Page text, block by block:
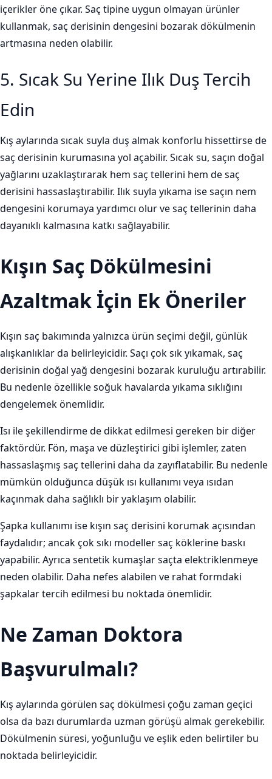
içerikler öne çıkar. Saç tipine uygun olmayan ürünler
kullanmak, saç derisinin dengesini bozarak dökülmenin
artmasına neden olabilir.
5. Sıcak Su Yerine Ilık Duş Tercih
Edin
Kış aylarında sıcak suyla duş almak konforlu hissettirse de
saç derisinin kurumasına yol açabilir. Sıcak su, saçın doğal
yağlarını uzaklaştırarak hem saç tellerini hem de saç
derisini hassaslaştırabilir. Ilık suyla yıkama ise saçın nem
dengesini korumaya yardımcı olur ve saç tellerinin daha
dayanıklı kalmasına katkı sağlayabilir.
Kışın Saç Dökülmesini
Azaltmak İçin Ek Öneriler
Kışın saç bakımında yalnızca ürün seçimi değil, günlük
alışkanlıklar da belirleyicidir. Saçı çok sık yıkamak, saç
derisinin doğal yağ dengesini bozarak kuruluğu artırabilir.
Bu nedenle özellikle soğuk havalarda yıkama sıklığını
dengelemek önemlidir.
Isı ile şekillendirme de dikkat edilmesi gereken bir diğer
faktördür. Fön, maşa ve düzleştirici gibi işlemler, zaten
hassaslaşmış saç tellerini daha da zayıflatabilir. Bu nedenle
mümkün olduğunca düşük ısı kullanımı veya ısıdan
kaçınmak daha sağlıklı bir yaklaşım olabilir.
Şapka kullanımı ise kışın saç derisini korumak açısından
faydalıdır; ancak çok sıkı modeller saç köklerine baskı
yapabilir. Ayrıca sentetik kumaşlar saçta elektriklenmeye
neden olabilir. Daha nefes alabilen ve rahat formdaki
şapkalar tercih edilmesi bu noktada önemlidir.
Ne Zaman Doktora
Başvurulmalı?
Kış aylarında görülen saç dökülmesi çoğu zaman geçici
olsa da bazı durumlarda uzman görüşü almak gerekebilir.
Dökülmenin süresi, yoğunluğu ve eşlik eden belirtiler bu
noktada belirleyicidir.